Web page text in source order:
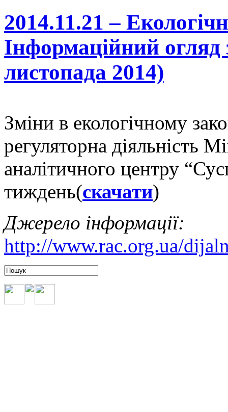
2014.11.21 –
Інформаційний огляд
листопада 2014)
Зміни в екологічному
регуляторна діяльність
аналітичного центру
тиждень(скачати)
Джерело інформації:
http://www.rac.org.ua/